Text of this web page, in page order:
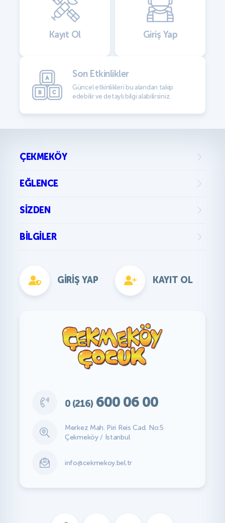
Kayıt Ol Giriş Yap
Son Etkinlikler
Güncel etkinlikleri bu alandan takip
edebilir ve detaylı bilgi alabilirsiniz.
ÇEKMEKÖY
EĞLENCE
SIZDEN
BILGILER
GIRIŞ YAP KAYIT OL
0 (216) 600 06 00
Merkez Mah. Piri Reis Cad. No:5
Çekmeköy / İstanbul
info@cekmekoy.bel.tr